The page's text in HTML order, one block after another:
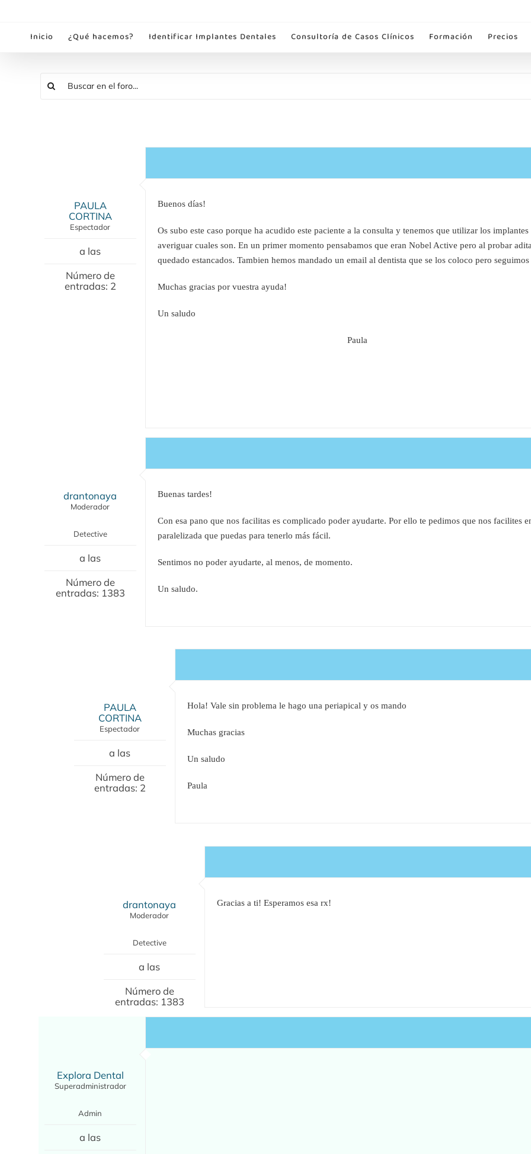
contenidoInicio ¿Qué hacemos? Identificar Implantes Dentales Consultoría de Casos Clínicos Formación Precios
PAULA
CORTINA
Espectador
a las
Número de
entradas: 2
Buenos días!
Os subo este caso porque ha acudido este paciente a la consulta y tenemos que utilizar los
averiguar cuales son. En un primer momento pensabamos que eran Nobel Active pero al probar
quedado estancados. Tambien hemos mandado un email al dentista que se los coloco pero seguimos
Muchas gracias por vuestra ayuda!
Un saludo
Paula
drantonaya
Moderador
Detective
a las
Número de
entradas: 1383
Buenas tardes!
Con esa pano que nos facilitas es complicado poder ayudarte. Por ello te pedimos que nos facilites
paralelizada que puedas para tenerlo más fácil.
Sentimos no poder ayudarte, al menos, de momento.
Un saludo.
PAULA
CORTINA
Espectador
a las
Número de
entradas: 2
Hola! Vale sin problema le hago una periapical y os mando
Muchas gracias
Un saludo
Paula
drantonaya
Moderador
Detective
a las
Número de
entradas: 1383
Gracias a ti! Esperamos esa rx!
Explora Dental
Superadministrador
Admin
a las